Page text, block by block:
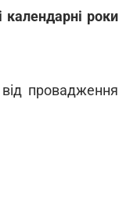
календарні роки
провадження